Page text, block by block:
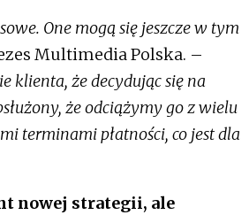
One mogą się jeszcze w tym
Multimedia Polska. –
klienta, że decydując się na
że odciążymy go z wielu
terminami płatności, co jest dla
nowej strategii, ale